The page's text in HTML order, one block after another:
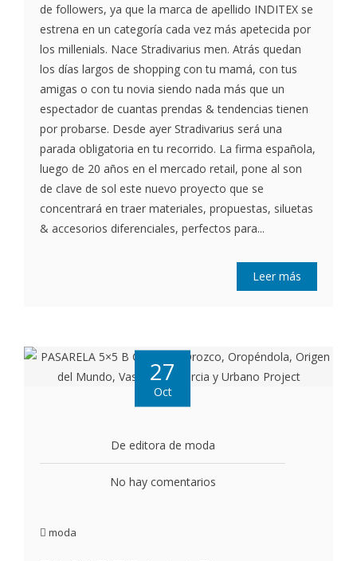
de followers, ya que la marca de apellido INDITEX se
estrena en un categoría cada vez más apetecida por
los millenials. Nace Stradivarius men. Atrás quedan
los días largos de shopping con tu mamá, con tus
amigas o con tu novia siendo nada más que un
espectador de cuantas prendas & tendencias tienen
por probarse. Desde ayer Stradivarius será una
parada obligatoria en tu recorrido. La firma española,
luego de 20 años en el mercado retail, pone al son
de clave de sol este nuevo proyecto que se
concentrará en traer materiales, propuestas, siluetas
& accesorios diferenciales, perfectos para...
Leer más
27
Oct
De editora de moda
No hay comentarios
moda